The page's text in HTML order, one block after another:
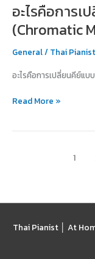
อะไรคือการเ
(Chromatic
General/ Thai Pianist
อะไรคือการเปลี่ยนคีย์แ
การ
เปลี่ยน
คีย์
แบบ
รมา
(Chromatic
Read More »
1
Thai Pianist │ At